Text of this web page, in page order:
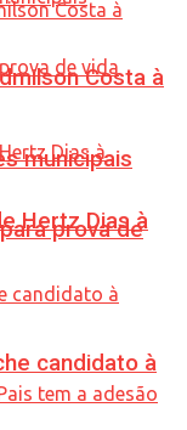
municipais
prova de
Costa à
Hertz Dias à
candidato à